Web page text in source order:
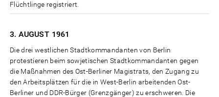
Flüchtlinge registriert.
3. AUGUST 1961
Die drei westlichen Stadtkommandanten von Berlin
protestieren beim sowjetischen Stadtkommandanten gegen
die Maßnahmen des Ost-Berliner Magistrats, den Zugang zu
den Arbeitsplätzen für die in West-Berlin arbeitenden Ost-
Berliner und DDR-Bürger (Grenzgänger) zu erschweren. Die